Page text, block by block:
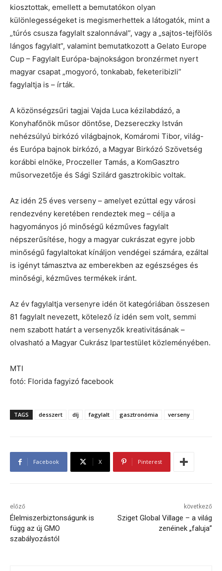
kiosztottak, emellett a bemutatókon olyan
különlegességeket is megismerhettek a látogatók, mint a
„túrós csusza fagylalt szalonnával”, vagy a „sajtos-tejfölös
lángos fagylalt”, valamint bemutatkozott a Gelato Europe
Cup – Fagylalt Európa-bajnokságon bronzérmet nyert
magyar csapat „mogyoró, tonkabab, feketeribizli”
fagylaltja is – írták.
A közönségzsűri tagjai Vajda Luca kézilabdázó, a
Konyhafőnök műsor döntőse, Dezsereczky István
nehézsúlyú birkózó világbajnok, Komáromi Tibor, világ-
és Európa bajnok birkózó, a Magyar Birkózó Szövetség
korábbi elnöke, Proczeller Tamás, a KomGasztro
műsorvezetője és Sági Szilárd gasztrokibic voltak.
Az idén 25 éves verseny – amelyet ezúttal egy városi
rendezvény keretében rendeztek meg – célja a
hagyományos jó minőségű kézműves fagylalt
népszerűsítése, hogy a magyar cukrászat egyre jobb
minőségű fagylaltokat kínáljon vendégei számára, ezáltal
is igényt támasztva az emberekben az egészséges és
minőségi, kézműves termékek iránt.
Az év fagylaltja versenyre idén öt kategóriában összesen
81 fagylalt nevezett, kötelező íz idén sem volt, semmi
nem szabott határt a versenyzők kreativitásának –
olvasható a Magyar Cukrász Ipartestület közleményében.
MTI
fotó: Florida fagyizó facebook
TAGS desszert díj fagylalt gasztronómia verseny
Facebook X Pinterest
előző
Élelmiszerbiztonságunk is
függ az új GMO
szabályozástól
következő
Sziget Global Village – a világ
zenéinek „faluja”